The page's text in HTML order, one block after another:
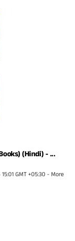
(Hindi) - ...
GMT +05:30 -More